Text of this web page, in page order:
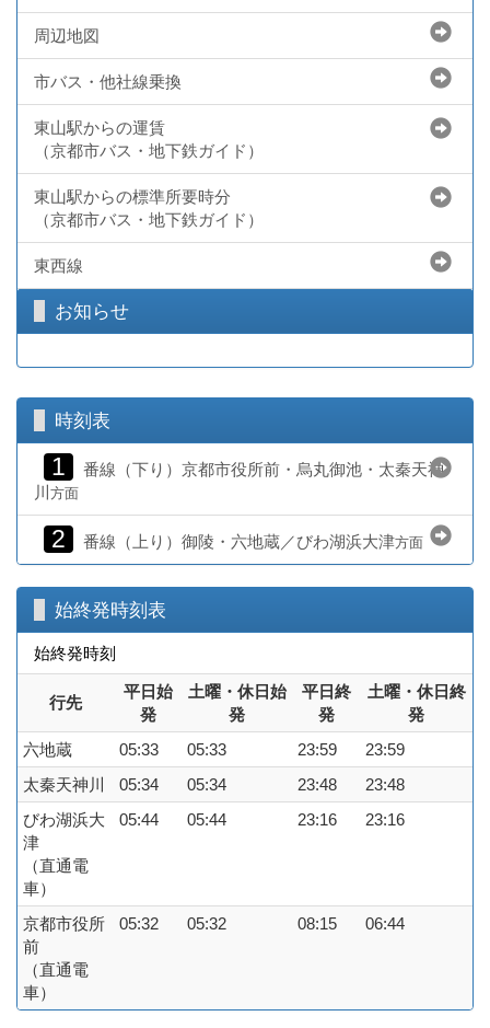
周辺地図
市バス・他社線乗換
東山駅からの運賃
（京都市バス・地下鉄ガイド）
東山駅からの標準所要時分
（京都市バス・地下鉄ガイド）
東西線
お知らせ
時刻表
1
番線（下り）京都市役所前・烏丸御池・太秦天神
川 方面
2 番線（上り）御陵・六地蔵／びわ湖浜大津方面
始終発時刻表
始終発時刻
行先
平日始
発
土曜・休日始
発
平日終
発
土曜・休日終
発
六地蔵
05:33 05:33 23:59
23:59
太秦天神川
05:34 05:34 23:48
23:48
びわ湖浜大
津
（直通電
車）
05:44 05:44 23:16 23:16
京都市役所
前
（直通電
車）
05:32 05:32 08:15 06:44